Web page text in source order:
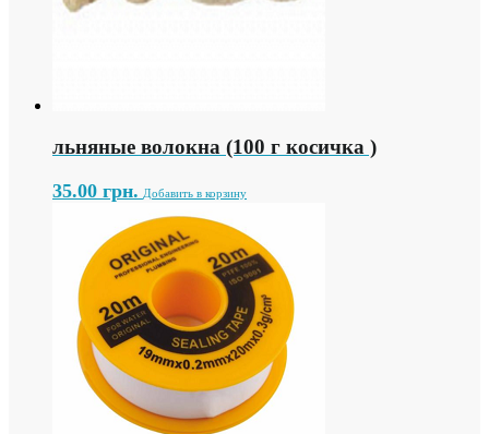
льняные волокна (100 г косичка )
35.00 грн. Добавить в корзину